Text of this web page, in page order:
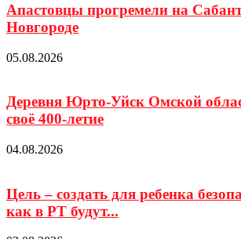
Апастовцы прогремели на
Новгороде
05.08.2026
Деревня Юрто-Уйск Омской
своё 400-летие
04.08.2026
Цель – создать для ребенка
как в РТ будут...